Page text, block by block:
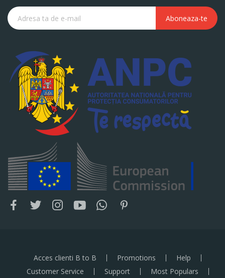
Aboneaza-te
Acces clienti B to B Promotions
Help
Customer Service
Support Most Populars